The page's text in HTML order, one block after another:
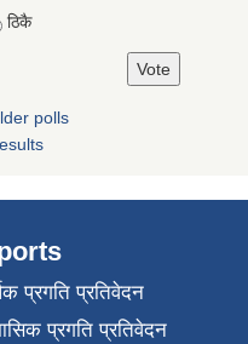
ठिकै
polls
प्रगति प्रतिवेदन
प्रगति प्रतिवेदन